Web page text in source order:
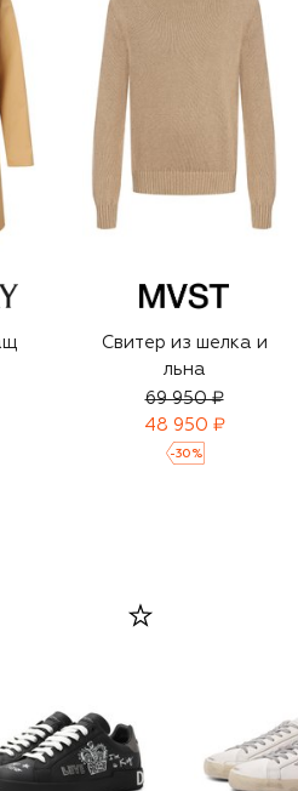
Свитер из шелка и
льна
69 950 ₽
48 950 ₽
-30 %